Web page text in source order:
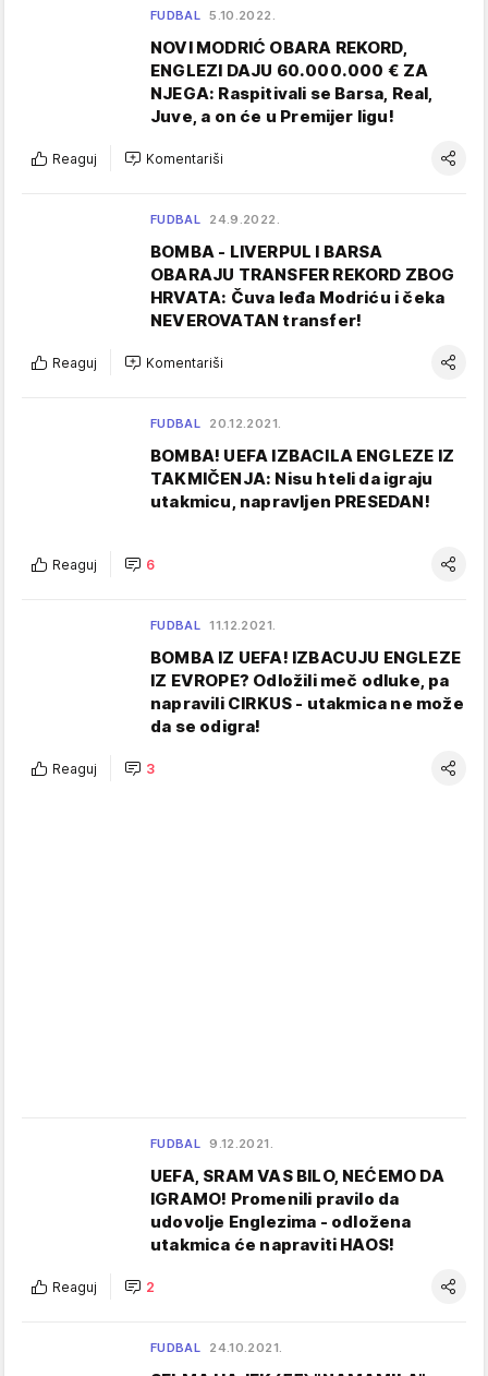
FUDBAL 5.10.2022.
NOVI MODRIĆ OBARA REKORD,
ENGLEZI DAJU 60.000.000 € ZA
NJEGA: Raspitivali se Barsa, Real,
Juve, a on će u Premijer ligu!
Reaguj Komentariši
FUDBAL 24.9.2022.
BOMBA - LIVERPUL I BARSA
OBARAJU TRANSFER REKORD ZBOG
HRVATA: Čuva leđa Modriću i čeka
NEVEROVATAN transfer!
Reaguj Komentariši
FUDBAL 20.12.2021.
BOMBA! UEFA IZBACILA ENGLEZE IZ
TAKMIČENJA: Nisu hteli da igraju
utakmicu, napravljen PRESEDAN!
Reaguj 6
FUDBAL 11.12.2021.
BOMBA IZ UEFA! IZBACUJU ENGLEZE
IZ EVROPE? Odložili meč odluke, pa
napravili CIRKUS - utakmica ne može
da se odigra!
Reaguj 3
FUDBAL 9.12.2021.
UEFA, SRAM VAS BILO, NEĆEMO DA
IGRAMO! Promenili pravilo da
udovolje Englezima - odložena
utakmica će napraviti HAOS!
Reaguj 2
FUDBAL 24.10.2021.